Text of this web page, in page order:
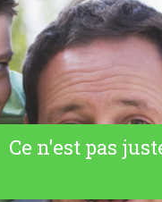
Ce n'est pas